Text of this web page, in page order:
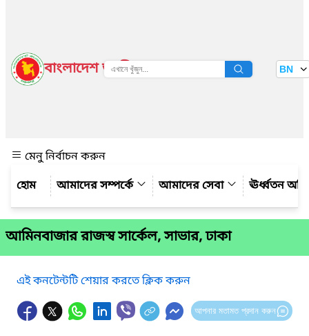
বাংলাদেশ জাতীয় তথ্য বাতায়ন BN
মেনু নির্বাচন করুন
আমাদের সম্পর্কে
আমাদের সেবা ঊর্ধ্বতন
আমিনবাজার রাজস্ব সার্কেল, সাভার, ঢাকা
এই কনটেন্টটি শেয়ার করতে ক্লিক করুন
আপনার মতামত প্রদান করুন